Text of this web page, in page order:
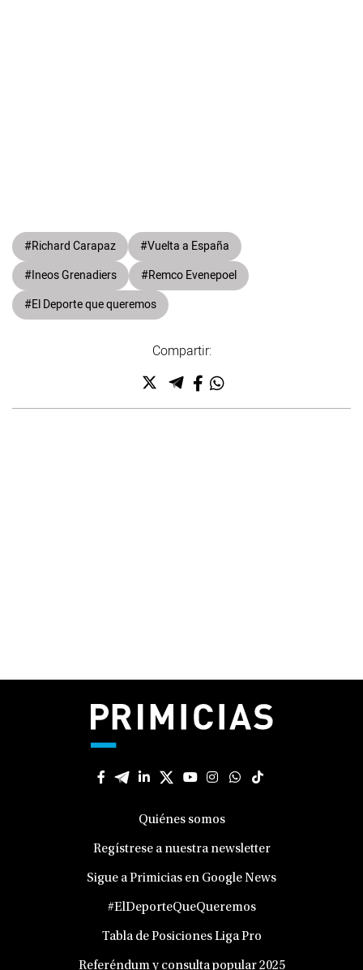
#Richard Carapaz
#Vuelta a España
#Ineos Grenadiers
#Remco Evenepoel
#El Deporte que queremos
Compartir:
Quiénes somos
Regístrese a nuestra newsletter
Sigue a Primicias en Google News
#ElDeporteQueQueremos
Tabla de Posiciones Liga Pro
Referéndum y consulta popular 2025